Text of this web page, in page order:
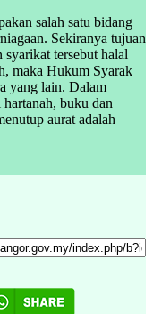
salah satu bidang
Sekiranya tujuan
syarikat tersebut halal
maka Hukum Syarak
yang lain. Dalam
buku dan
aurat adalah